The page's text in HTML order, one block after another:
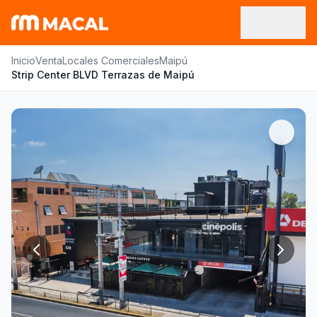
InicioVentaLocales ComercialesMaipú
Strip Center BLVD Terrazas de Maipú